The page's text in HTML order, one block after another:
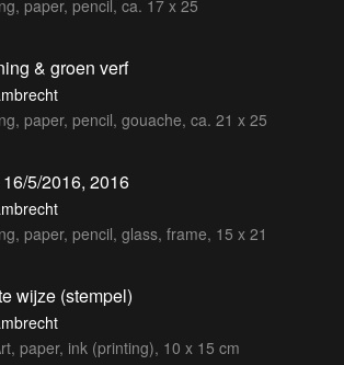
paper, pencil, ca. 17 x 25
& groen verf
paper, pencil, gouache, ca. 21 x 25
5/2016, 2016
paper, pencil, glass, frame, 15 x 21
wijze (stempel)
paper, ink (printing), 10 x 15 cm